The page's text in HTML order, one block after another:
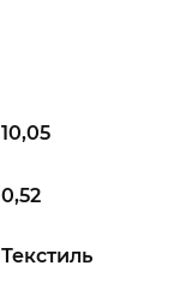
10,05
0,52
Текстиль